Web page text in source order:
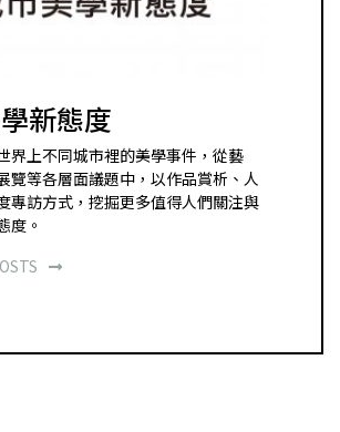
新態度
界上不同城市裡的美學事件，從藝
覽等各層面議題中，以作品賞析、人
專訪方式，挖掘更多值得人們關注與
度。